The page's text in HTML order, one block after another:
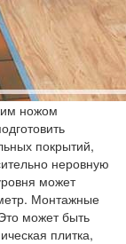
ножом
покрытий,
неровную
может
Монтажные
может быть
плитка,